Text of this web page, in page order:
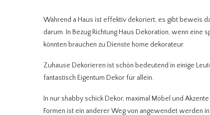
Während a Haus ist effektiv dekoriert, es gibt beweis
darum. In Bezug Richtung Haus Dekoration, wenn eine
könnten brauchen zu Dienste home dekorateur.
Zuhause Dekorieren ist schön bedeutend in einige
fantastisch Eigentum Dekor für allein.
In nur shabby schick Dekor, maximal Möbel und
Formen ist ein anderer Weg von angewendet werden